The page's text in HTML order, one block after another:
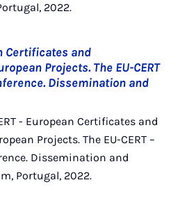
2022.
Certificates and
Projects. The EU-CERT
Dissemination and
- European Certificates and
Projects. The EU-CERT –
Dissemination and
Portugal, 2022.